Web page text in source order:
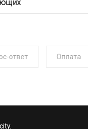
ответ Оплата